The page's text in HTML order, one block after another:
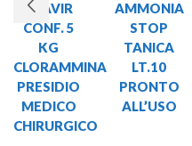
KLAVIR
CONF. 5
KG
CLORAMMINA
PRESIDIO
MEDICO
CHIRURGICO
AMMONIA
STOP
TANICA
LT.10
PRONTO
ALL’USO